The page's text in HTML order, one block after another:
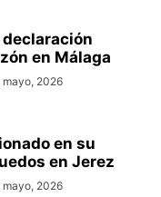
en Málaga
mayo, 2026
en su
en Jerez
mayo, 2026